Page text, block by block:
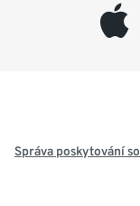
appleinc
Správa poskytování